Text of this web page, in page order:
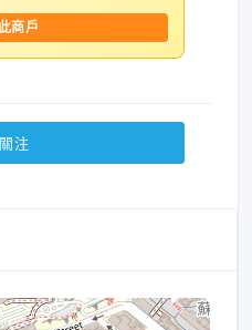
商戶
關注